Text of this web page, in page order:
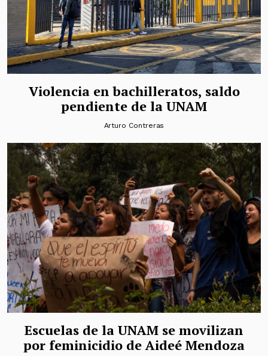
Violencia en bachilleratos, saldo
pendiente de la UNAM
Arturo Contreras
Escuelas de la UNAM se movilizan
por feminicidio de Aideé Mendoza